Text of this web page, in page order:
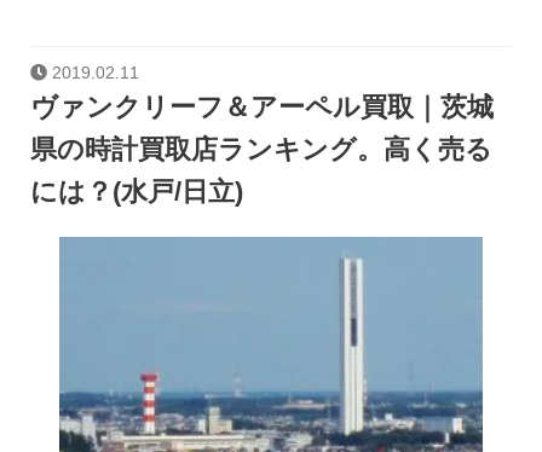
2019.02.11
ヴァンクリーフ＆アーペル買取｜茨城
県の時計買取店ランキング。高く売る
には？(水戸/日立)